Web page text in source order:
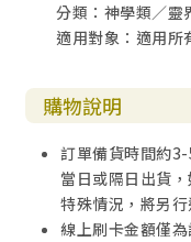
分類：神學類／靈
適用對象：適用所
購物說明
訂單備貨時間約
當日或隔日出貨
特殊情況，將另
線上刷卡金額僅